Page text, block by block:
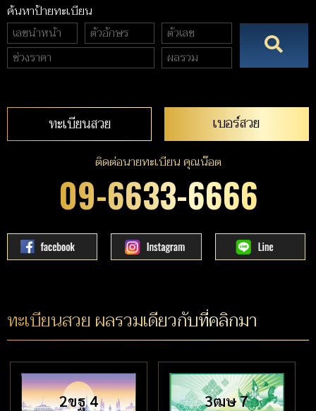
ค้นหาป้ายทะเบียน
ทะเบียนสวย เบอร์สวย
ติดต่อนายทะเบียน คุณน๊อต
09-6633-6666
ทะเบียนสวย ผลรวมเดียวกับที่คลิกมา
2ขฐ 4 3ฒษ 7